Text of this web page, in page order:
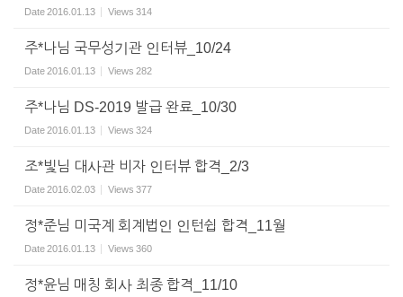
Date2016.01.13 Views 314
주*나님 국무성기관 인터뷰_10/24
Date2016.01.13 Views 282
주*나님 DS-2019 발급 완료_10/30
Date2016.01.13 Views 324
조*빛님 대사관 비자 인터뷰 합격_2/3
Date2016.02.03 Views 377
정*준님 미국계 회계법인 인턴쉽 합격_11월
Date2016.01.13 Views 360
정*윤님 매칭 회사 최종 합격_11/10